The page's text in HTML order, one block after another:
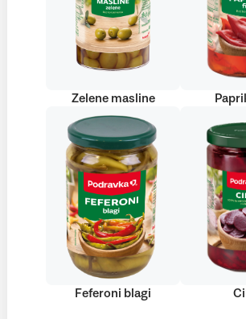
Zelene masline
Feferoni blagi